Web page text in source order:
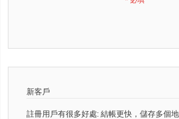
新客戶
註冊用戶有很多好處: 結帳更快，儲存多個